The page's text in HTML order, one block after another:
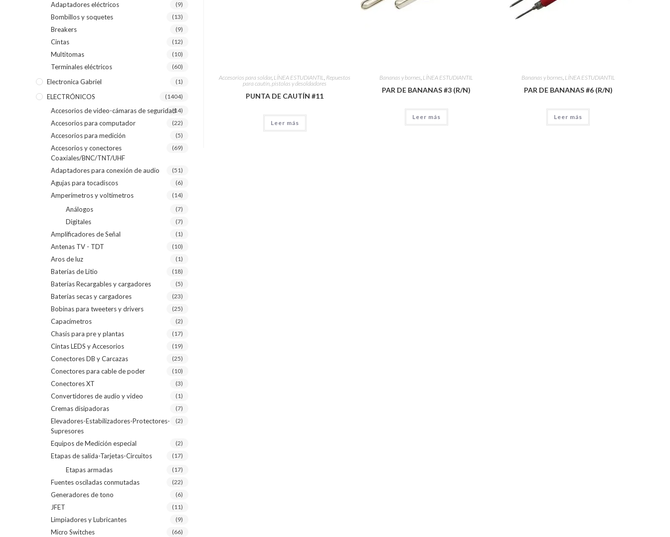
Accesorios para soldar, LÍNEA ESTUDIANTIL, Repuestos
para cautín, pistolas y desoldadores
PUNTA DE CAUTÍN #11
Leer más
Bananas y bornes, LÍNEA ESTUDIANTIL
PAR DE BANANAS #3 (R/N)
Leer más
Bananas y bornes, LÍNEA ESTUDIANTIL
PAR DE BANANAS #6 (R/N)
Leer más
Adaptadores eléctricos (9)
Bombillos y soquetes (13)
Breakers (9)
Cintas (12)
Multitomas (10)
Terminales eléctricos (60)
Electronica Gabriel (1)
ELECTRÓNICOS (1404)
Accesorios de video-cámaras de seguridad(14)
Accesorios para computador (22)
Accesorios para medición (5)
Accesorios y conectores
Coaxiales/BNC/TNT/UHF
(69)
Adaptadores para conexión de audio (51)
Agujas para tocadiscos (6)
Amperímetros y voltímetros (14)
Análogos (7)
Digitales (7)
Amplificadores de Señal (1)
Antenas TV - TDT (10)
Aros de luz (1)
Baterías de Litio (18)
Baterías Recargables y cargadores (5)
Baterías secas y cargadores (23)
Bobinas para tweeters y drivers (25)
Capacímetros (2)
Chasis para pre y plantas (17)
Cintas LEDS y Accesorios (19)
Conectores DB y Carcazas (25)
Conectores para cable de poder (10)
Conectores XT (3)
Convertidores de audio y video (1)
Cremas disipadoras (7)
Elevadores-Estabilizadores-Protectores-
Supresores
(2)
Equipos de Medición especial (2)
Etapas de salida-Tarjetas-Circuitos (17)
Etapas armadas (17)
Fuentes osciladas conmutadas (22)
Generadores de tono (6)
JFET (11)
Limpiadores y Lubricantes (9)
Micro Switches (66)